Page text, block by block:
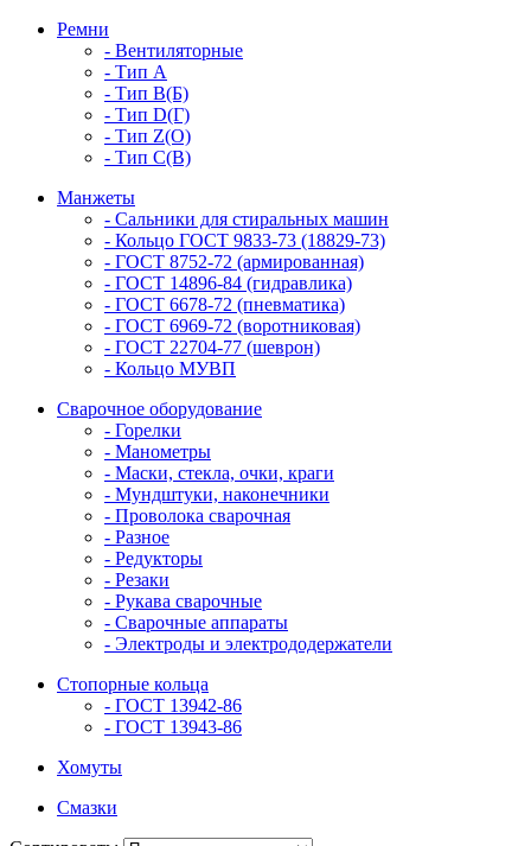
Ремни
- Вентиляторные
- Тип A
- Тип B(Б)
- Тип D(Г)
- Тип Z(O)
- Тип С(В)
Манжеты
- Сальники для стиральных машин
- Кольцо ГОСТ 9833-73 (18829-73)
- ГОСТ 8752-72 (армированная)
- ГОСТ 14896-84 (гидравлика)
- ГОСТ 6678-72 (пневматика)
- ГОСТ 6969-72 (воротниковая)
- ГОСТ 22704-77 (шеврон)
- Кольцо МУВП
Сварочное оборудование
- Горелки
- Манометры
- Маски, стекла, очки, краги
- Мундштуки, наконечники
- Проволока сварочная
- Разное
- Редукторы
- Резаки
- Рукава сварочные
- Сварочные аппараты
- Электроды и электрододержатели
Стопорные кольца
- ГОСТ 13942-86
- ГОСТ 13943-86
Хомуты
Смазки